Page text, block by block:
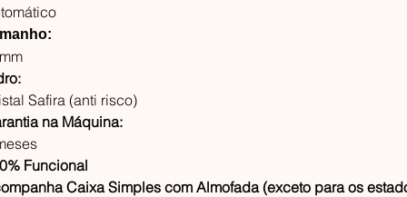
Safira (anti risco)
na Máquina:
Funcional
Caixa Simples com Almofada (exceto para os